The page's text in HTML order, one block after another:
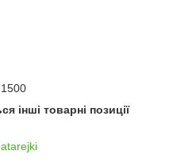
інші товарні позиції